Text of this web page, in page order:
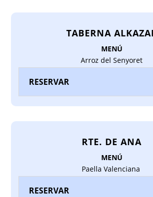
TABERNA
MENÚ
Arroz del Senyoret
RESERVAR
RTE. DE ANA
MENÚ
Paella Valenciana
RESERVAR